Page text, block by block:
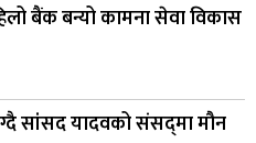
बैंक बन्यो कामना सेवा विकास
सांसद यादवको संसद्‌मा मौन